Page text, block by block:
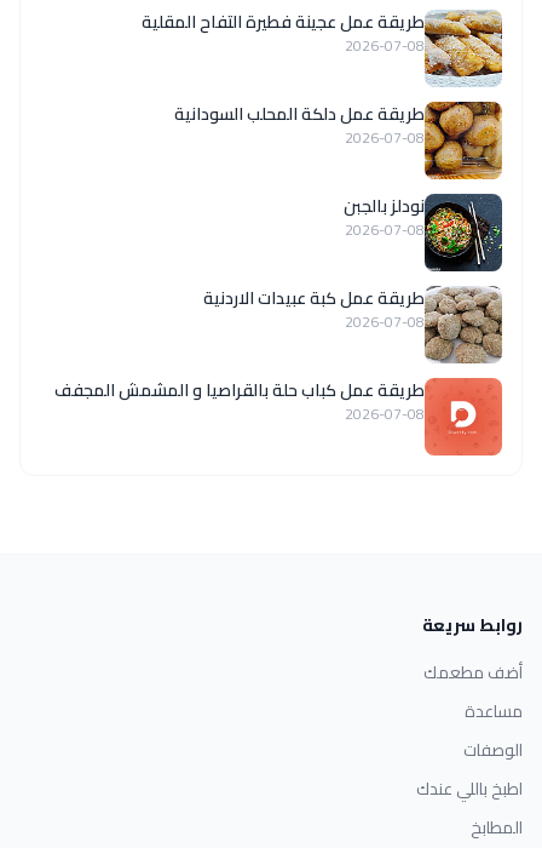
طريقة عمل عجينة فطيرة التفاح المقلية
2026-07-08
طريقة عمل دلكة المحلب السودانية
2026-07-08
نودلز بالجبن
2026-07-08
طريقة عمل كبة عبيدات الاردنية
2026-07-08
طريقة عمل كباب حلة بالقراصيا و المشمش المجفف
2026-07-08
روابط سريعة
أضف مطعمك
مساعدة
الوصفات
اطبخ باللي عندك
المطابخ